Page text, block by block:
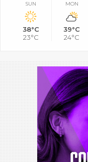
SUN
38°C
23°C
MON
39°C
24°C